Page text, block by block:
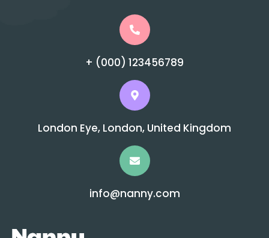
+ (000) 123456789
London Eye, London, United Kingdom
info@nanny.com